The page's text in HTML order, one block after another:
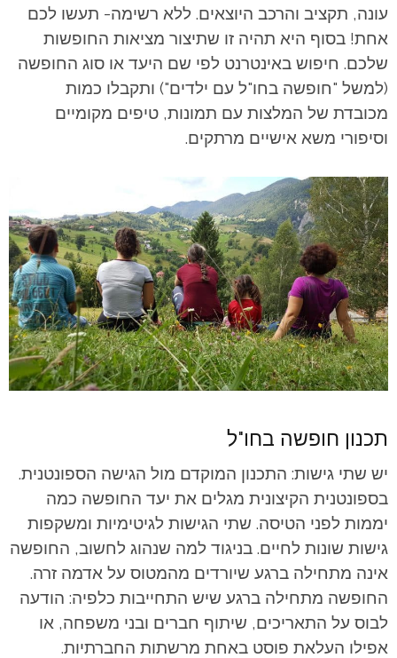
עונה, תקציב והרכב היוצאים. ללא רשימה- תעשו לכם
אחת! בסוף היא תהיה זו שתיצור מציאות החופשות
שלכם. חיפוש באינטרנט לפי שם היעד או סוג החופשה
(למשל "חופשה בחו"ל עם ילדים") ותקבלו כמות
מכובדת של המלצות עם תמונות, טיפים מקומיים
וסיפורי משא אישיים מרתקים.
תכנון חופשה בחו"ל
יש שתי גישות: התכנון המוקדם מול הגישה הספונטנית.
בספונטנית הקיצונית מגלים את יעד החופשה כמה
יממות לפני הטיסה. שתי הגישות לגיטימיות ומשקפות
גישות שונות לחיים. בניגוד למה שנהוג לחשוב, החופשה
אינה מתחילה ברגע שיורדים מהמטוס על אדמה זרה.
החופשה מתחילה ברגע שיש התחייבות כלפיה: הודעה
לבוס על התאריכים, שיתוף חברים ובני משפחה, או
אפילו העלאת פוסט באחת מרשתות החברתיות.